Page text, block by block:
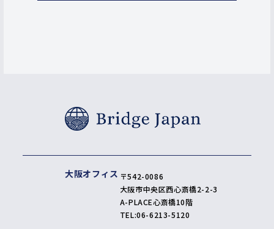
大阪オフィス 〒542-0086
大阪市中央区西心斎橋2-2-3
A-PLACE心斎橋10階
TEL:06-6213-5120